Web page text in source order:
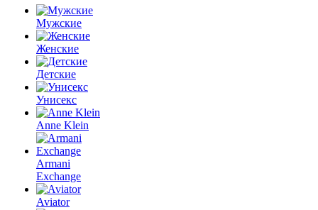
Мужские
Женские
Детские
Унисекс
Anne Klein
Armani
Exchange
Aviator